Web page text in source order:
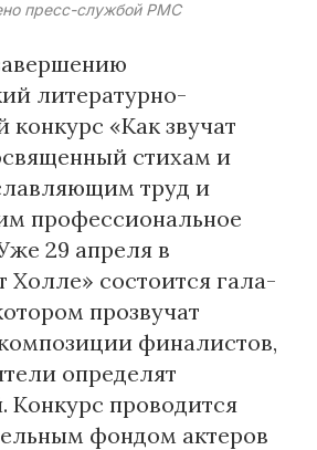
и мессенджерах
пресс-службой РМС
литературно-
«Как звучат
стихам и
труд и
профессиональное
29 апреля в
Холле» состоится гала-
прозвучат
финалистов,
определят
Конкурс проводится
фондом актеров